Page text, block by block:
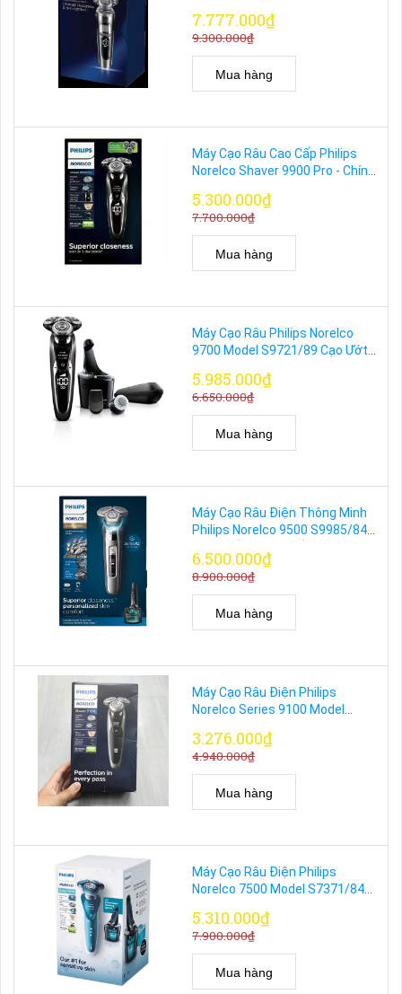
7.777.000₫
9.300.000₫
Mua hàng
Máy Cạo Râu Cao Cấp Philips
Norelco Shaver 9900 Pro - Chính
5.300.000₫
7.700.000₫
Mua hàng
Máy Cạo Râu Philips Norelco
9700 Model S9721/89 Cạo Ướt
5.985.000₫
6.650.000₫
Mua hàng
Máy Cạo Râu Điện Thông Minh
Philips Norelco 9500 S9985/84
6.500.000₫
8.900.000₫
Mua hàng
Máy Cạo Râu Điện Philips
Norelco Series 9100 Model
Hãng
3.276.000₫
4.940.000₫
Mua hàng
Máy Cạo Râu Điện Philips
Norelco 7500 Model S7371/84
5.310.000₫
7.900.000₫
Mua hàng